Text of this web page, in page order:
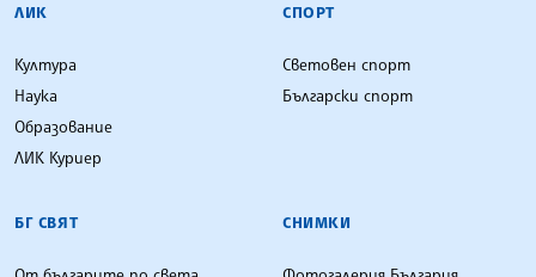
ЛИК
Култура
Наука
Образование
ЛИК Куриер
СПОРТ
Световен спорт
Български спорт
БГ СВЯТ СНИМКИ